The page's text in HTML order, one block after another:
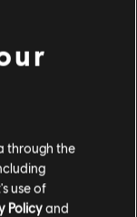
through the
use of
Policyand